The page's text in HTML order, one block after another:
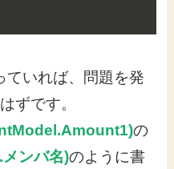
ていれば、問題を発
ずです。
の
ンバ名)のように書